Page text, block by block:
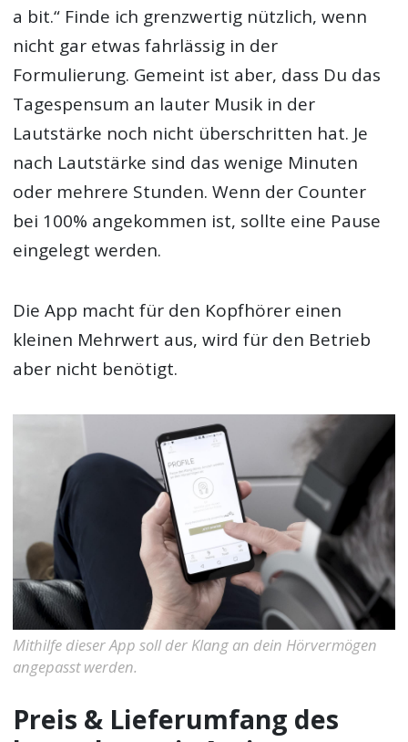
a bit.“ Finde ich grenzwertig nützlich, wenn
nicht gar etwas fahrlässig in der
Formulierung. Gemeint ist aber, dass Du das
Tagespensum an lauter Musik in der
Lautstärke noch nicht überschritten hat. Je
nach Lautstärke sind das wenige Minuten
oder mehrere Stunden. Wenn der Counter
bei 100% angekommen ist, sollte eine Pause
eingelegt werden.
Die App macht für den Kopfhörer einen
kleinen Mehrwert aus, wird für den Betrieb
aber nicht benötigt.
Mithilfe dieser App soll der Klang an dein Hörvermögen
angepasst werden.
Preis & Lieferumfang des